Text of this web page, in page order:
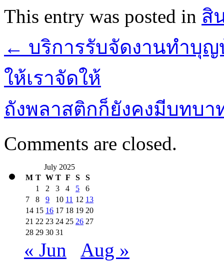
This entry was posted in สิ
← บริการรับจัดงานทำบุญ
ให้เราจัดให้
ถังพลาสติกก็ยังคงมีบทบ
Comments are closed.
July 2025
M T W T F S
S
1
2 3 4 5
6
7
8 9 10 11 12 13
14 15 16 17 18 19 20
21 22 23 24 25 26 27
28 29 30 31
« Jun Aug »